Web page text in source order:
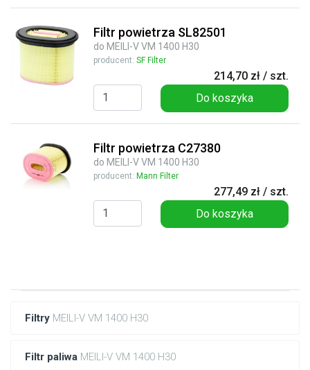
Filtry MEILI-V VM 1400 H30
Filtr paliwa MEILI-V VM 1400 H30
Filtr powietrza SL82501
do MEILI-V VM 1400 H30
producent: SF Filter
214,70 zł / szt.
Do koszyka
Filtr powietrza C27380
do MEILI-V VM 1400 H30
producent: Mann Filter
277,49 zł / szt.
Do koszyka